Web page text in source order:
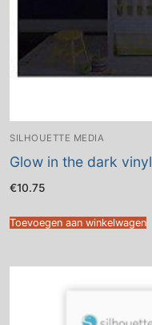
SILHOUETTE MEDIA
Glow in the dark vinyl
€10.75
Toevoegen aan winkelwagen